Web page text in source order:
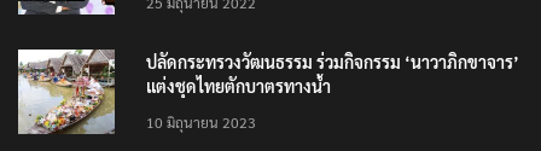
ปลัดกระทรวงวัฒนธรรม ร่วมกิจกรรม ‘นาวาภิกขาจาร’
แต่งชุดไทยตักบาตรทางน้ำ
10 มิถุนายน 2023